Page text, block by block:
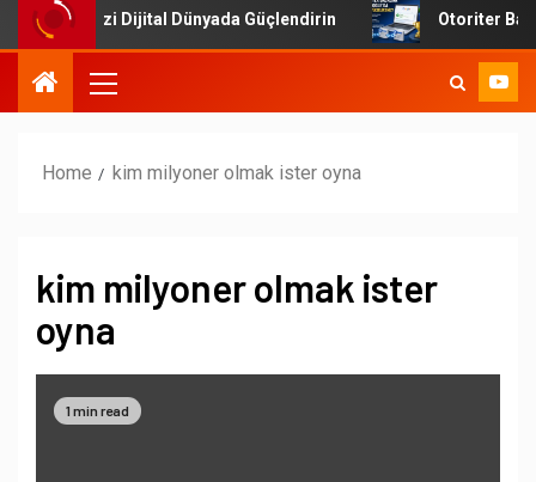
İşletmenizi Dijital Dünyada Güçlendirin Otoriter
Home kim milyoner olmak ister oyna
kim milyoner olmak ister
oyna
1 min read